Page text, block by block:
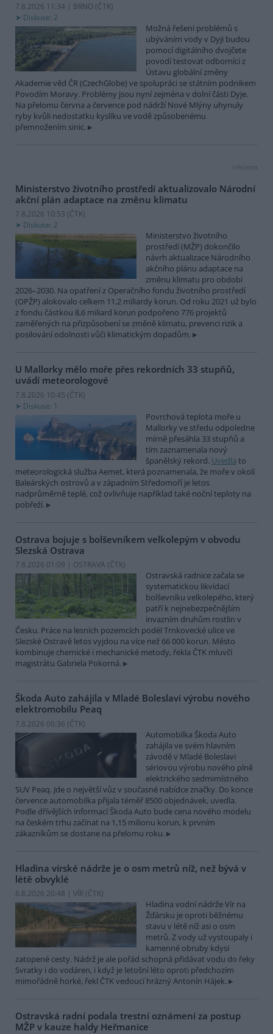
7.8.2026 11:34 | BRNO (ČTK)
Diskuse: 2
Možná řešení problémů s
ubýváním vody v Dyji budou
pomocí digitálního dvojčete
povodí testovat odborníci z
Ústavu globální změny
Akademie věd ČR (CzechGlobe) ve spolupráci se státním podnikem
Povodím Moravy. Problémy jsou nyní zejména v dolní části Dyje.
Na přelomu června a července pod nádrží Nové Mlýny uhynuly
ryby kvůli nedostatku kyslíku ve vodě způsobenému
přemnožením sinic.
reklama
Ministerstvo životního prostředí aktualizovalo Národní
akční plán adaptace na změnu klimatu
7.8.2026 10:53 (ČTK)
Diskuse: 2
Ministerstvo životního
prostředí (MŽP) dokončilo
návrh aktualizace Národního
akčního plánu adaptace na
změnu klimatu pro období
2026–2030. Na opatření z Operačního fondu životního prostředí
(OPŽP) alokovalo celkem 11,2 miliardy korun. Od roku 2021 už bylo
z fondu částkou 8,6 miliard korun podpořeno 776 projektů
zaměřených na přizpůsobení se změně klimatu, prevenci rizik a
posilování odolnosti vůči klimatickým dopadům.
U Mallorky mělo moře přes rekordních 33 stupňů,
uvádí meteorologové
7.8.2026 10:45 (ČTK)
Diskuse: 1
Povrchová teplota moře u
Mallorky ve středu odpoledne
mírně přesáhla 33 stupňů a
tím zaznamenala nový
španělský rekord. Uvedla to
meteorologická služba Aemet, která poznamenala, že moře v okolí
Baleárských ostrovů a v západním Středomoří je letos
nadprůměrně teplé, což ovlivňuje například také noční teploty na
pobřeží.
Ostrava bojuje s bolševníkem velkolepým v obvodu
Slezská Ostrava
7.8.2026 01:09 | OSTRAVA (ČTK)
Ostravská radnice začala se
systematickou likvidací
bolševníku velkolepého, který
patří k nejnebezpečnějším
invazním druhům rostlin v
Česku. Práce na lesních pozemcích podél Trnkovecké ulice ve
Slezské Ostravě letos vyjdou na více než 66 000 korun. Město
kombinuje chemické i mechanické metody, řekla ČTK mluvčí
magistrátu Gabriela Pokorná.
Škoda Auto zahájila v Mladé Boleslavi výrobu nového
elektromobilu Peaq
7.8.2026 00:36 (ČTK)
Automobilka Škoda Auto
zahájila ve svém hlavním
závodě v Mladé Boleslavi
sériovou výrobu nového plně
elektrického sedmimístného
SUV Peaq. Jde o největší vůz v současné nabídce značky. Do konce
července automobilka přijala téměř 8500 objednávek, uvedla.
Podle dřívějších informací Škoda Auto bude cena nového modelu
na českém trhu začínat na 1,15 milionu korun, k prvním
zákazníkům se dostane na přelomu roku.
Hladina vírské nádrže je o osm metrů níž, než bývá v
létě obvyklé
6.8.2026 20:48 | VÍR (ČTK)
Hladina vodní nádrže Vír na
Žďársku je oproti běžnému
stavu v létě níž asi o osm
metrů. Z vody už vystoupaly i
kamenné obruby kdysi
zatopené cesty. Nádrž je ale pořád schopná přidávat vodu do řeky
Svratky i do vodáren, i když je letošní léto oproti předchozím
mimořádně horké, řekl ČTK vedoucí hrázný Antonín Hájek.
Ostravská radní podala trestní oznámení za postup
MŽP v kauze haldy Heřmanice